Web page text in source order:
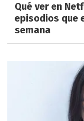
Qué ver en
episodios que
semana